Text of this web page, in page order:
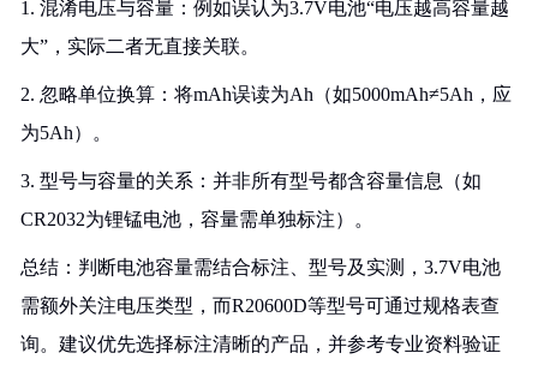
1. 混淆电压与容量：例如误认为3.7V电池“电压越高容量越
大”，实际二者无直接关联。
2. 忽略单位换算：将mAh误读为Ah（如5000mAh≠5Ah，应
为5Ah）。
3. 型号与容量的关系：并非所有型号都含容量信息（如
CR2032为锂锰电池，容量需单独标注）。
总结：判断电池容量需结合标注、型号及实测，3.7V电池
需额外关注电压类型，而R20600D等型号可通过规格表查
询。建议优先选择标注清晰的产品，并参考专业资料验证